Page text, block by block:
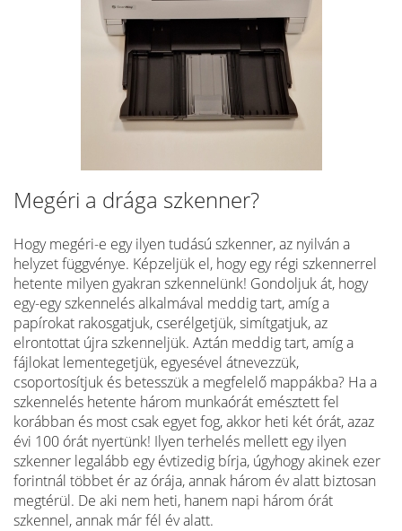
Megéri a drága szkenner?
Hogy megéri-e egy ilyen tudású szkenner, az nyilván a
helyzet függvénye. Képzeljük el, hogy egy régi szkennerrel
hetente milyen gyakran szkennelünk! Gondoljuk át, hogy
egy-egy szkennelés alkalmával meddig tart, amíg a
papírokat rakosgatjuk, cserélgetjük, simítgatjuk, az
elrontottat újra szkenneljük. Aztán meddig tart, amíg a
fájlokat lementegetjük, egyesével átnevezzük,
csoportosítjuk és betesszük a megfelelő mappákba? Ha a
szkennelés hetente három munkaórát emésztett fel
korábban és most csak egyet fog, akkor heti két órát, azaz
évi 100 órát nyertünk! Ilyen terhelés mellett egy ilyen
szkenner legalább egy évtizedig bírja, úgyhogy akinek ezer
forintnál többet ér az órája, annak három év alatt biztosan
megtérül. De aki nem heti, hanem napi három órát
szkennel, annak már fél év alatt.